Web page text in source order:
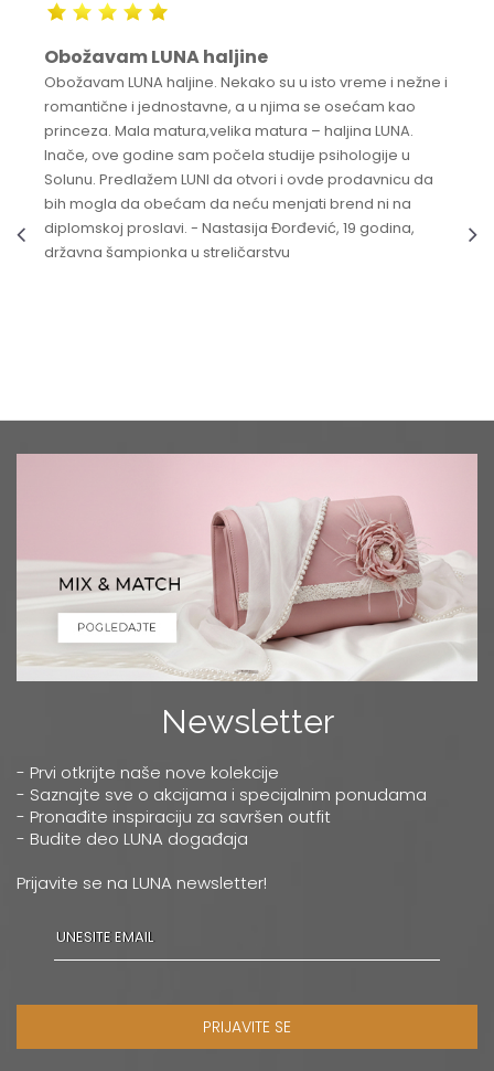
Obožavam LUNA haljine
Obožavam LUNA haljine. Nekako su u isto vreme i nežne i
romantične i jednostavne, a u njima se osećam kao
princeza. Mala matura,velika matura – haljina LUNA.
Inače, ove godine sam počela studije psihologije u
Solunu. Predlažem LUNI da otvori i ovde prodavnicu da
bih mogla da obećam da neću menjati brend ni na
diplomskoj proslavi. - Nastasija Đorđević, 19 godina,
državna šampionka u streličarstvu
Newsletter
- Prvi otkrijte naše nove kolekcije
- Saznajte sve o akcijama i specijalnim ponudama
- Pronađite inspiraciju za savršen outfit
- Budite deo LUNA događaja
Prijavite se na LUNA newsletter!
PRIJAVITE SE